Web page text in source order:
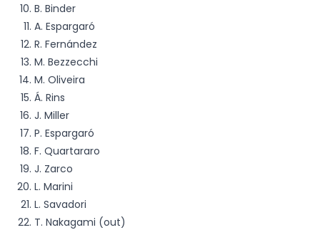
B. Binder
A. Espargaró
R. Fernández
M. Bezzecchi
M. Oliveira
Á. Rins
J. Miller
P. Espargaró
F. Quartararo
J. Zarco
L. Marini
L. Savadori
T. Nakagami (out)